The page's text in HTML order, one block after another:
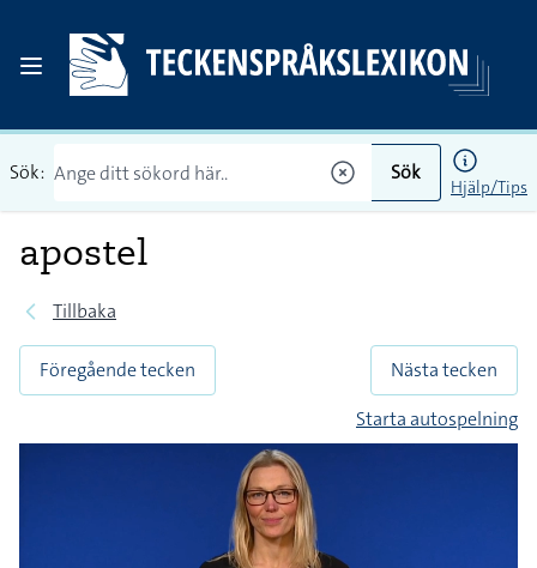
Sök: Sök
Hjälp/Tips
apostel
Tillbaka
Föregående tecken
Nästa tecken
Starta autospelning